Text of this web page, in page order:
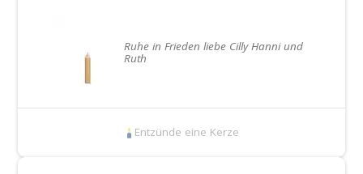
Ruhe in Frieden liebe Cilly Hanni und
Ruth
Entzünde eine Kerze